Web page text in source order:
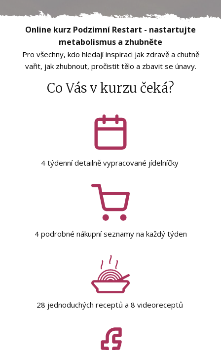
Online kurz Podzimní Restart - nastartujte
metabolismus a zhubněte
Pro všechny, kdo hledají inspiraci jak zdravě a chutně
vařit, jak zhubnout, pročistit tělo a zbavit se únavy.
Co Vás v kurzu čeká?
4 týdenní detailně vypracované jídelníčky
4 podrobné nákupní seznamy na každý týden
28 jednoduchých receptů a 8 videoreceptů